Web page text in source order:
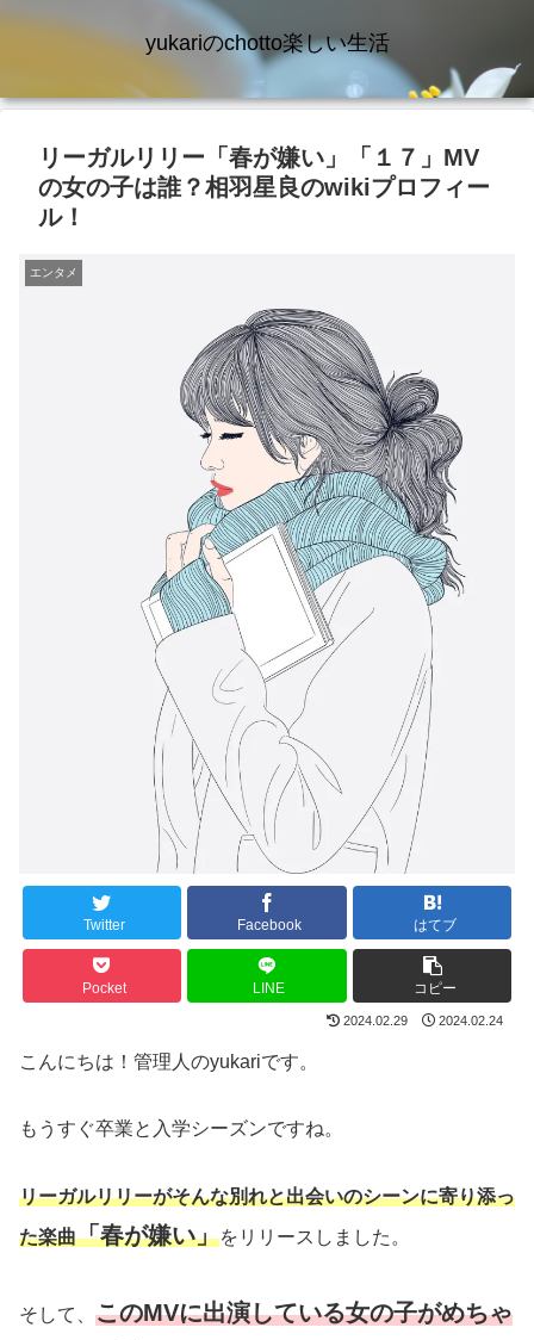
yukariのchotto楽しい生活
リーガルリリー「春が嫌い」「１７」MV
の女の子は誰？相羽星良のwikiプロフィー
ル！
エンタメ
Twitter Facebook はてブ
Pocket LINE コピー
2024.02.29 2024.02.24
こんにちは！管理人のyukariです。
もうすぐ卒業と入学シーズンですね。
リーガルリリーがそんな別れと出会いのシーンに寄り添っ
た楽曲「春が嫌い」をリリースしました。
そして、 このMVに出演している女の子がめちゃ